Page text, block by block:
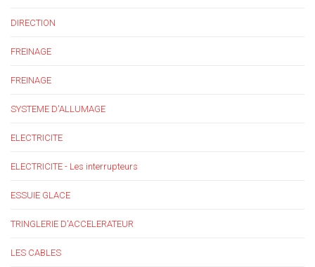
DIRECTION
FREINAGE
FREINAGE
SYSTEME D'ALLUMAGE
ELECTRICITE
ELECTRICITE - Les interrupteurs
ESSUIE GLACE
TRINGLERIE D'ACCELERATEUR
LES CABLES